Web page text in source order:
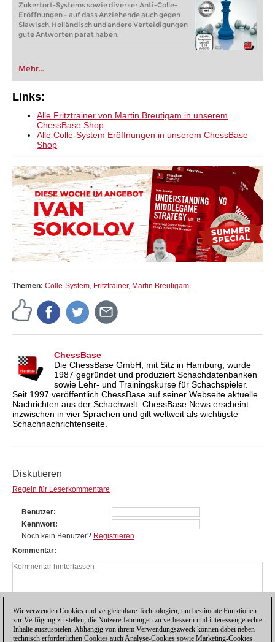
Zukertort-Systems sowie diverser Anti-Colle-
Eröffnungen – auf dass Anziehende auch gegen
Slawisch, Holländisch und andere Verteidigungen
gute Antworten parat haben.
Mehr...
Links:
Alle Fritztrainer von Martin Breutigam in unserem
ChessBase Shop
Alle Colle-System Eröffnungen in unserem ChessBase
Shop
Themen: Colle-System, Fritztrainer, Martin Breutigam
ChessBase
Die ChessBase GmbH, mit Sitz in Hamburg, wurde
1987 gegründet und produziert Schachdatenbanken
sowie Lehr- und Trainingskurse für Schachspieler.
Seit 1997 veröffentlich ChessBase auf seiner Webseite aktuelle
Nachrichten aus der Schachwelt. ChessBase News erscheint
inzwischen in vier Sprachen und gilt weltweit als wichtigste
Schachnachrichtenseite.
Diskutieren
Regeln für Leserkommentare
Benutzer
Kennwort
Noch kein Benutzer? Registrieren
Kommentar
Wir verwenden Cookies und vergleichbare Technologien, um bestimmte Funktionen
zur Verfügung zu stellen, die Nutzererfahrungen zu verbessern und interessengerechte
Inhalte auszuspielen. Abhängig von ihrem Verwendungszweck können dabei neben
technisch erforderlichen Cookies auch Analyse-Cookies sowie Marketing-Cookies